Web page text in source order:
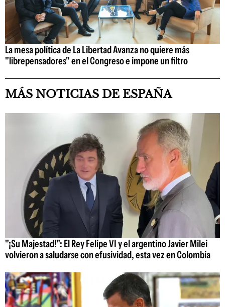
La mesa política de La Libertad Avanza no quiere más
"librepensadores" en el Congreso e impone un filtro
MÁS NOTICIAS DE ESPAÑA
"¡Su Majestad!": El Rey Felipe VI y el argentino Javier Milei
volvieron a saludarse con efusividad, esta vez en Colombia